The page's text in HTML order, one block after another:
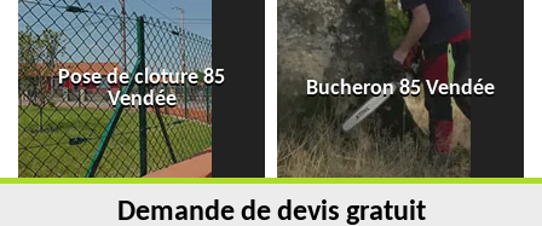
Pose de cloture 85
Vendée
Bucheron 85 Vendée
Demande de devis gratuit